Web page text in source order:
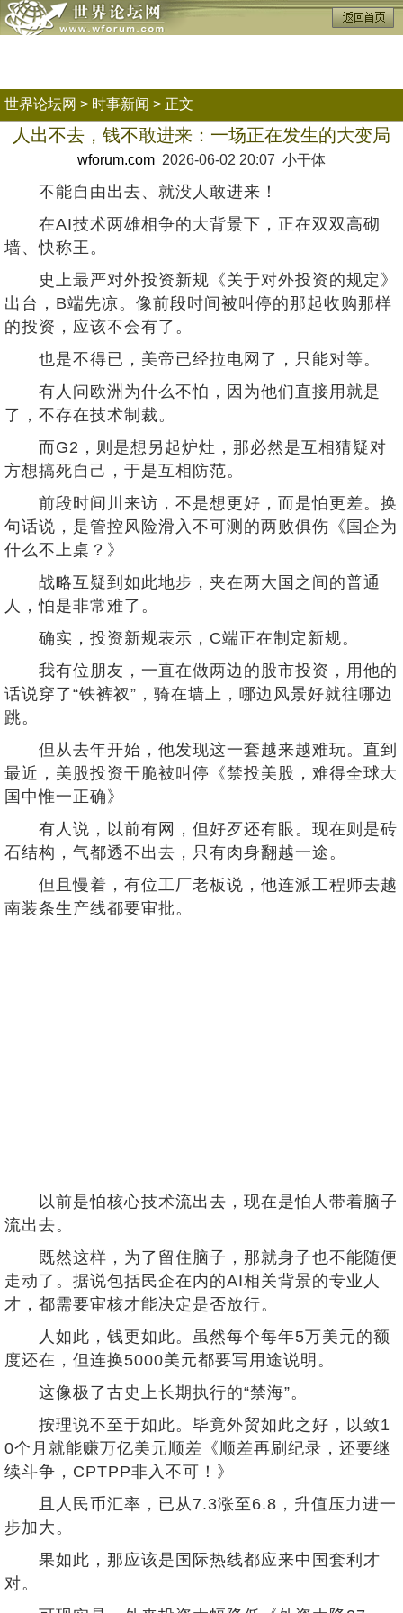
世界论坛网 > 时事新闻 > 正文
人出不去，钱不敢进来：一场正在发生的大变局
wforum.com 2026-06-02 20:07 小干体
不能自由出去、就没人敢进来！
在AI技术两雄相争的大背景下，正在双双高砌
墙、快称王。
史上最严对外投资新规《关于对外投资的规定》
出台，B端先凉。像前段时间被叫停的那起收购那样
的投资，应该不会有了。
也是不得已，美帝已经拉电网了，只能对等。
有人问欧洲为什么不怕，因为他们直接用就是
了，不存在技术制裁。
而G2，则是想另起炉灶，那必然是互相猜疑对
方想搞死自己，于是互相防范。
前段时间川来访，不是想更好，而是怕更差。换
句话说，是管控风险滑入不可测的两败俱伤《国企为
什么不上桌？》
战略互疑到如此地步，夹在两大国之间的普通
人，怕是非常难了。
确实，投资新规表示，C端正在制定新规。
我有位朋友，一直在做两边的股市投资，用他的
话说穿了“铁裤衩”，骑在墙上，哪边风景好就往哪边
跳。
但从去年开始，他发现这一套越来越难玩。直到
最近，美股投资干脆被叫停《禁投美股，难得全球大
国中惟一正确》
有人说，以前有网，但好歹还有眼。现在则是砖
石结构，气都透不出去，只有肉身翻越一途。
但且慢着，有位工厂老板说，他连派工程师去越
南装条生产线都要审批。
以前是怕核心技术流出去，现在是怕人带着脑子
流出去。
既然这样，为了留住脑子，那就身子也不能随便
走动了。据说包括民企在内的AI相关背景的专业人
才，都需要审核才能决定是否放行。
人如此，钱更如此。虽然每个每年5万美元的额
度还在，但连换5000美元都要写用途说明。
这像极了古史上长期执行的“禁海”。
按理说不至于如此。毕竟外贸如此之好，以致1
0个月就能赚万亿美元顺差《顺差再刷纪录，还要继
续斗争，CPTPP非入不可！》
且人民币汇率，已从7.3涨至6.8，升值压力进一
步加大。
果如此，那应该是国际热线都应来中国套利才
对。